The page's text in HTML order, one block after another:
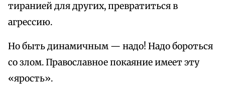
тиранией для других, превратиться в
агрессию.
Но быть динамичным — надо! Надо бороться
со злом. Православное покаяние имеет эту
«ярость».